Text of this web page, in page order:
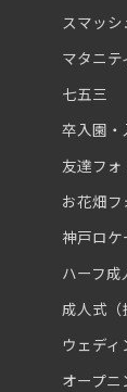
スマッ
マタニテ
七五三
卒入園・
友達フォ
お花畑フ
神戸ロ
ハーフ成
成人式（
ウェデ
オープニ